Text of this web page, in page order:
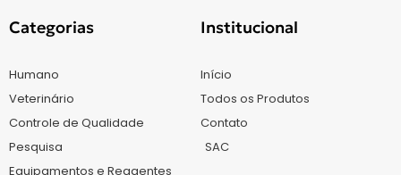
Categorias
Humano
Veterinário
Controle de Qualidade
Pesquisa
Equipamentos e Reagentes
Institucional
Início
Todos os Produtos
Contato
SAC